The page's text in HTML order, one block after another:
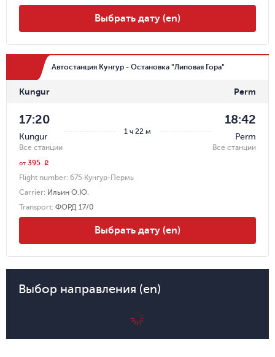
Выбор направления (en)
Выбрать дату (en)
Автостанция Кунгур - Остановка "Липовая Гора"
Kungur Perm
1 ч 22 м
17:20
Kungur
Все станции
18:42
Perm
Все станции
Flight number: 675 Кунгур-Пермь
Carrier: Ильин О.Ю.
Transport: ФОРД 17/0
от 395 r
Выбрать дату (en)